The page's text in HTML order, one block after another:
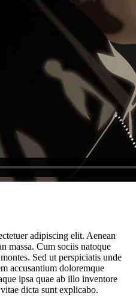
adipiscing elit. Aenean
massa. Cum sociis natoque
Sed ut perspiciatis unde
accusantium doloremque
ipsa quae ab illo inventore
dicta sunt explicabo.